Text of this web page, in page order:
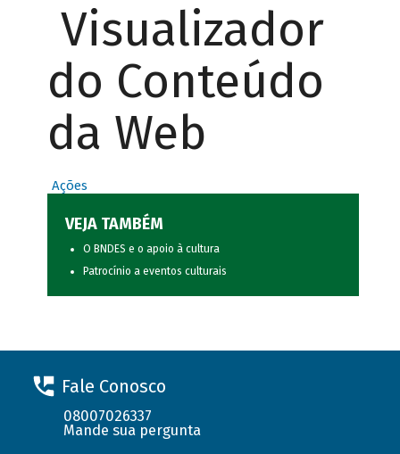
Visualizador
do Conteúdo
da Web
Ações
VEJA TAMBÉM
O BNDES e o apoio à cultura
Patrocínio a eventos culturais
Fale Conosco
08007026337
Mande sua pergunta